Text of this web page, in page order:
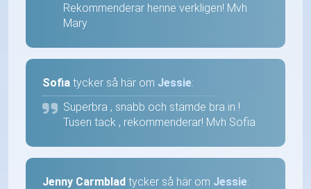
Rekommenderar henne verkligen! Mvh
Mary
Sofia tycker så här om Jessie:
Superbra , snabb och stämde bra in !
Tusen tack , rekommenderar! Mvh Sofia
Jenny Carmblad tycker så här om Jessie: